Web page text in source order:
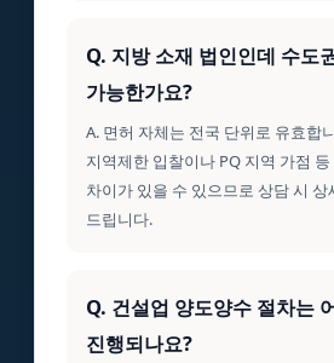
Q. 지방 소재 법인인데 수도
가능한가요?
A. 면허 자체는 전국 단위로 유효합
지역제한 입찰이나 PQ 지역 가점
차이가 있을 수 있으므로 상담 시 상
드립니다.
Q. 건설업 양도양수 절차는
진행되나요?